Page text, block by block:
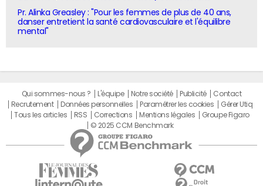
Pr. Alinka Greasley : "Pour les femmes de plus de 40 ans,
danser entretient la santé cardiovasculaire et l'équilibre
mental"
Qui sommes-nous ? L'équipe Notre société Publicité
Contact
Recrutement
Données personnelles Paramétrer les cookies
Gérer Utiq
Tous les articles
RSS Corrections Mentions légales
Groupe Figaro
© 2025 CCM Benchmark